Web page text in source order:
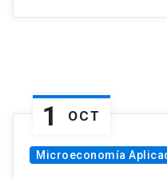
1 OCT
Microeconomía